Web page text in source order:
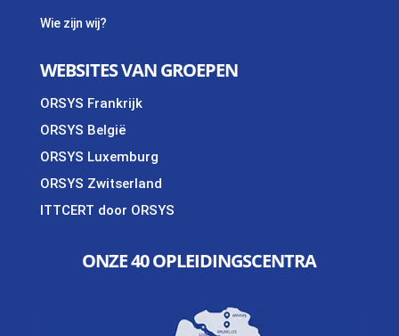
Wie zijn wij?
WEBSITES VAN GROEPEN
ORSYS Frankrijk
ORSYS België
ORSYS Luxemburg
ORSYS Zwitserland
ITTCERT door ORSYS
ONZE 40 OPLEIDINGSCENTRA